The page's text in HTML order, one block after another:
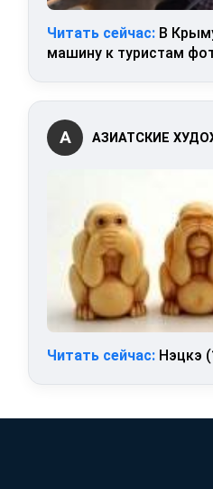
Читать сейчас: В
машину к туристам
А АЗИАТСКИЕ
Читать сейчас: Нэцкэ